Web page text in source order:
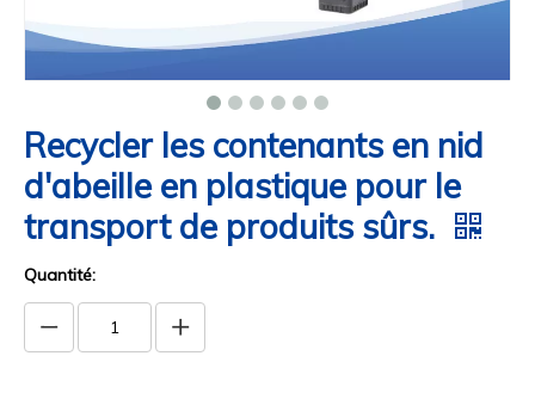
Recycler les contenants en nid
d'abeille en plastique pour le
transport de produits sûrs.
Quantité: